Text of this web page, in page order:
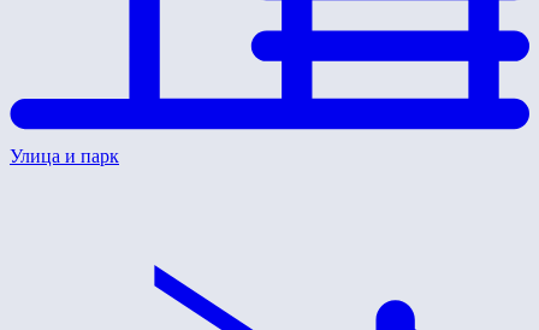
Улица и парк